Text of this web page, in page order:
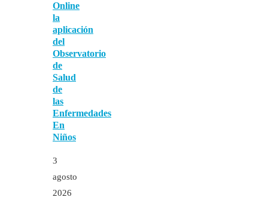
Online
la
aplicación
del
Observatorio
de
Salud
de
las
Enfermedades
En
Niños
3
agosto
2026